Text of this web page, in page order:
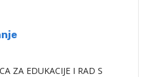
ZA EDUKACIJE I RAD S